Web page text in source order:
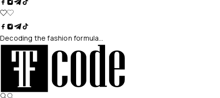
Decoding the fashion formula…